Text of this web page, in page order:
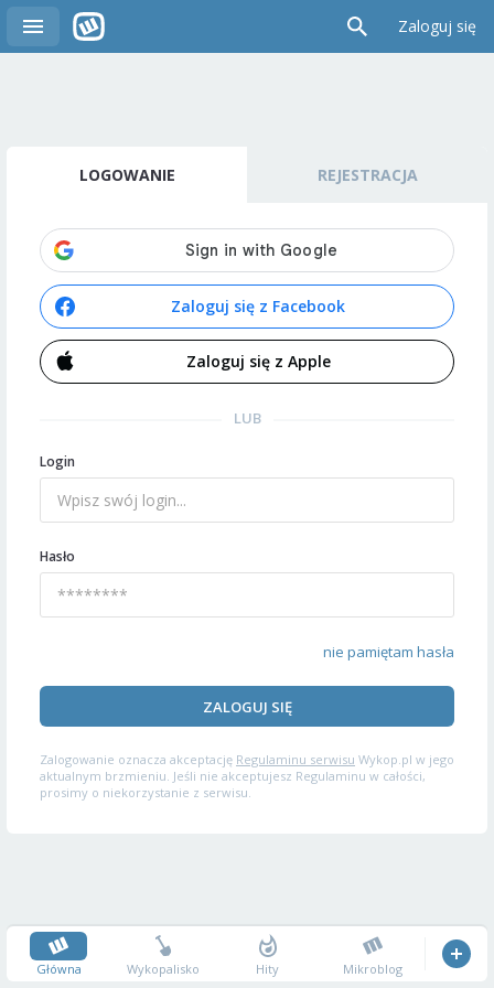
Zaloguj się
LOGOWANIE REJESTRACJA
Zaloguj się z Facebook
Zaloguj się z Apple
LUB
Login
Hasło
nie pamiętam hasła
ZALOGUJ SIĘ
Zalogowanie oznacza akceptację Regulaminu serwisu Wykop.pl w jego
aktualnym brzmieniu. Jeśli nie akceptujesz Regulaminu w całości,
prosimy o niekorzystanie z serwisu.
Główna Wykopalisko Hity Mikroblog